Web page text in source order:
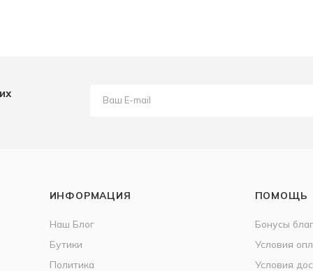
ИНФОРМАЦИЯ
Наш Блог
Бутики
Политика
ПОМОЩЬ
Бонусы
Условия
Условия